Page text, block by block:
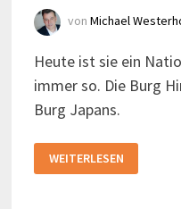
von Michael
Heute ist sie ein
immer so. Die Burg
Burg Japans.
JAPANISCHES
NATIONALHEILIGTUM:
WEITERLESEN